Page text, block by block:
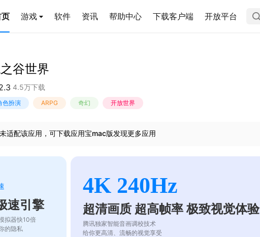
游戏 软件 资讯 帮助中心 下载客户端 开放平台
谷世界
4.5万下载
色扮演 ARPG 奇幻 开放世界
适配该应用，可下载应用宝mac版发现更多应用
速引擎
拟器快10倍
的隐私
4K 240Hz
超清画质 超高帧率 极致视觉体验
腾讯独家智能音画调校技术
给你更高清、流畅的视觉享受